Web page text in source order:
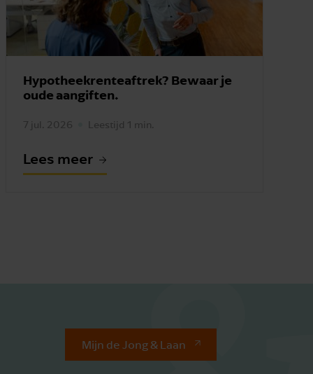
Hypotheekrenteaftrek? Bewaar je
oude aangiften.
7 jul. 2026 Leestijd 1 min.
Lees meer
Mijn de Jong & Laan